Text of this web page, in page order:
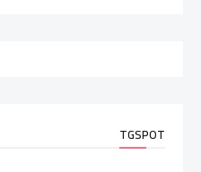
TGSPOT